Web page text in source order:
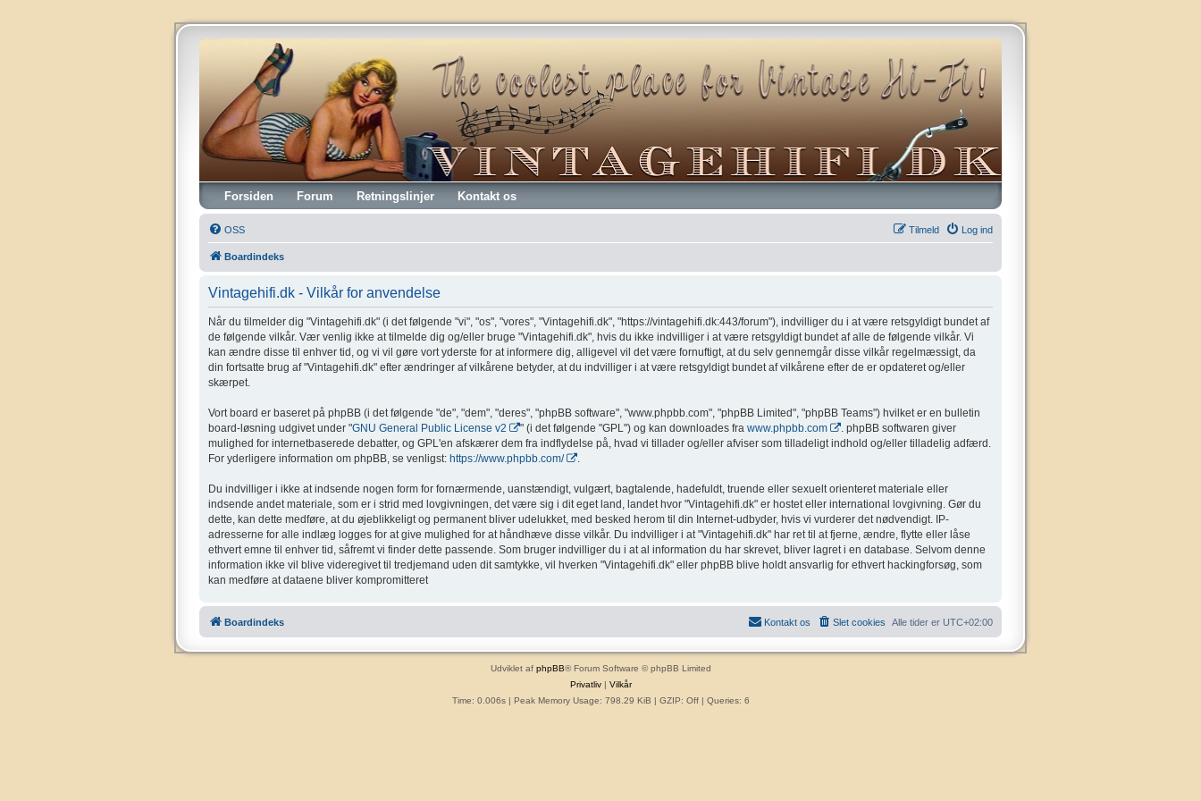
Vintagehifi.dk
Forsiden Forum Retningslinjer Kontakt os
OSS Log ind
Tilmeld
Boardindeks
Vintagehifi.dk - Vilkår for anvendelse
Når du tilmelder dig "Vintagehifi.dk" (i det følgende "vi", "os", "vores", "Vintagehifi.dk", "https://vintagehifi.dk:443/forum"), indvilliger du i at være retsgyldigt bundet af
de følgende vilkår. Vær venlig ikke at tilmelde dig og/eller bruge "Vintagehifi.dk", hvis du ikke indvilliger i at være retsgyldigt bundet af alle de følgende vilkår. Vi
kan ændre disse til enhver tid, og vi vil gøre vort yderste for at informere dig, alligevel vil det være fornuftigt, at du selv gennemgår disse vilkår regelmæssigt, da
din fortsatte brug af "Vintagehifi.dk" efter ændringer af vilkårene betyder, at du indvilliger i at være retsgyldigt bundet af vilkårene efter de er opdateret og/eller
skærpet.
Vort board er baseret på phpBB (i det følgende "de", "dem", "deres", "phpBB software", "www.phpbb.com", "phpBB Limited", "phpBB Teams") hvilket er en bulletin
board-løsning udgivet under "GNU General Public License v2 " (i det følgende "GPL") og kan downloades fra www.phpbb.com
. phpBB softwaren giver
mulighed for internetbaserede debatter, og GPL'en afskærer dem fra indflydelse på, hvad vi tillader og/eller afviser som tilladeligt indhold og/eller tilladelig adfærd.
For yderligere information om phpBB, se venligst: https://www.phpbb.com/ .
Du indvilliger i ikke at indsende nogen form for fornærmende, uanstændigt, vulgært, bagtalende, hadefuldt, truende eller sexuelt orienteret materiale eller
indsende andet materiale, som er i strid med lovgivningen, det være sig i dit eget land, landet hvor "Vintagehifi.dk" er hostet eller international lovgivning. Gør du
dette, kan dette medføre, at du øjeblikkeligt og permanent bliver udelukket, med besked herom til din Internet-udbyder, hvis vi vurderer det nødvendigt. IP-
adresserne for alle indlæg logges for at give mulighed for at håndhæve disse vilkår. Du indvilliger i at "Vintagehifi.dk" har ret til at fjerne, ændre, flytte eller låse
ethvert emne til enhver tid, såfremt vi finder dette passende. Som bruger indvilliger du i at al information du har skrevet, bliver lagret i en database. Selvom denne
information ikke vil blive videregivet til tredjemand uden dit samtykke, vil hverken "Vintagehifi.dk" eller phpBB blive holdt ansvarlig for ethvert hackingforsøg, som
kan medføre at dataene bliver kompromitteret
Boardindeks Alle tider er UTC+02:00
Slet cookies
Kontakt os
Udviklet af phpBB® Forum Software © phpBB Limited
Privatliv| Vilkår
Time: 0.006s| Peak Memory Usage: 798.29 KiB | GZIP: Off | Queries: 6